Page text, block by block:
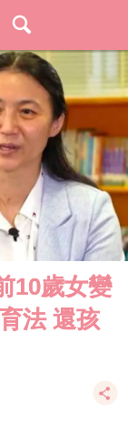
10歲女變
法 還孩